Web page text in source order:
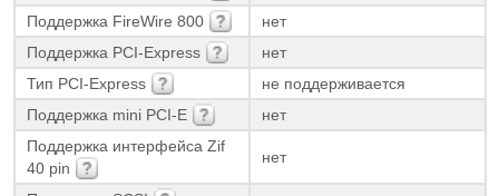
Поддержка FireWire 800
нет
Поддержка PCI-Express
нет
Тип PCI-Express
не поддерживается
Поддержка mini PCI-E
нет
Поддержка интерфейса Zif
40 pin
нет